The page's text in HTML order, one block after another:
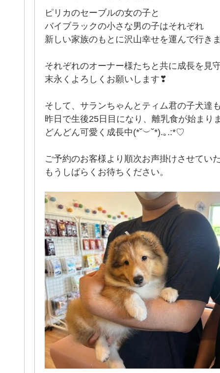
ピリカのセーブルの女の子と
バイブラックの小さな男の子はそれぞれ
新しい家族のもとに沢山幸せを運んで行き
それぞれのオーナー様たちと共に成長を見
末永くよろしくお願いします❣
そして、サランちゃんとティム君の子犬達
昨日で生後25日目になり、離乳食が始まり
どんどん可愛く成長中(*˘︶˘*).｡.:*♡
ご予約のお客様より順次お声掛けさせてい
もうしばらくお待ちください。